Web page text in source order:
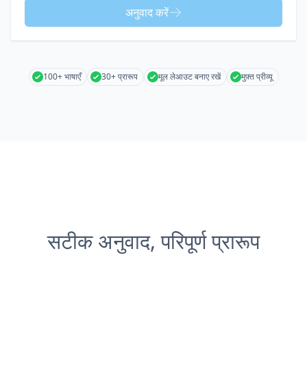
अनुवाद करें
100+ भाषाएँ 30+ प्रारूप मूल लेआउट बनाए रखें मुफ़्त प्रीव्यू
सटीक अनुवाद, परिपूर्ण प्रारूप